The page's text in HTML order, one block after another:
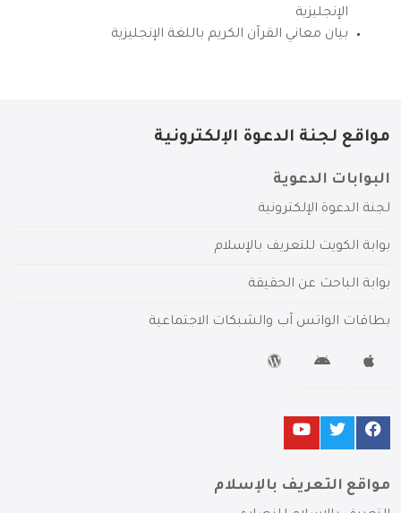
الإنجليزية
بيان معاني القرآن الكريم باللغة الإنجليزية
مواقع لجنة الدعوة الإلكترونية
البوابات الدعوية
لجنة الدعوة الإلكترونية
بوابة الكويت للتعريف بالإسلام
بوابة الباحث عن الحقيقة
بطاقات الواتس آب والشبكات الاجتماعية
مواقع التعريف بالإسلام